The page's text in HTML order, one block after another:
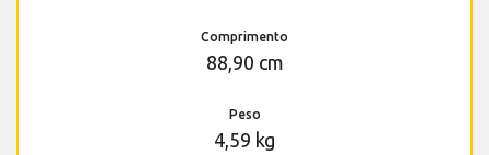
Comprimento
88,90 cm
Peso
4,59 kg